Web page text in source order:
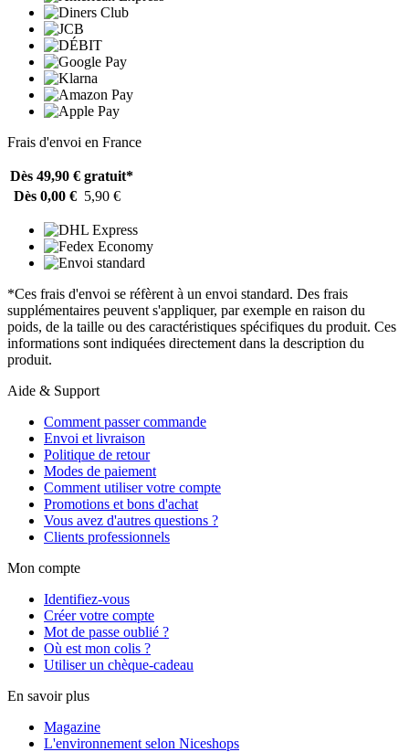
Frais d'envoi en France
Dès 49,90 € gratuit*
Dès 0,00 € 5,90 €
*Ces frais d'envoi se réfèrent à un envoi standard. Des frais
supplémentaires peuvent s'appliquer, par exemple en raison du
poids, de la taille ou des caractéristiques spécifiques du produit. Ces
informations sont indiquées directement dans la description du
produit.
Aide & Support
Comment passer commande
Envoi et livraison
Politique de retour
Modes de paiement
Comment utiliser votre compte
Promotions et bons d'achat
Vous avez d'autres questions ?
Clients professionnels
Mon compte
Identifiez-vous
Créer votre compte
Mot de passe oublié ?
Où est mon colis ?
Utiliser un chèque-cadeau
En savoir plus
Magazine
L'environnement selon Niceshops